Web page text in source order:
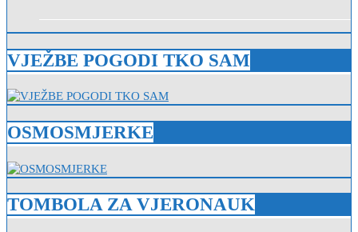
VJEŽBE POGODI TKO SAM
OSMOSMJERKE
TOMBOLA ZA VJERONAUK